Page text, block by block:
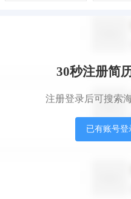
30秒注册简
注册登录后可搜索
已有账号登